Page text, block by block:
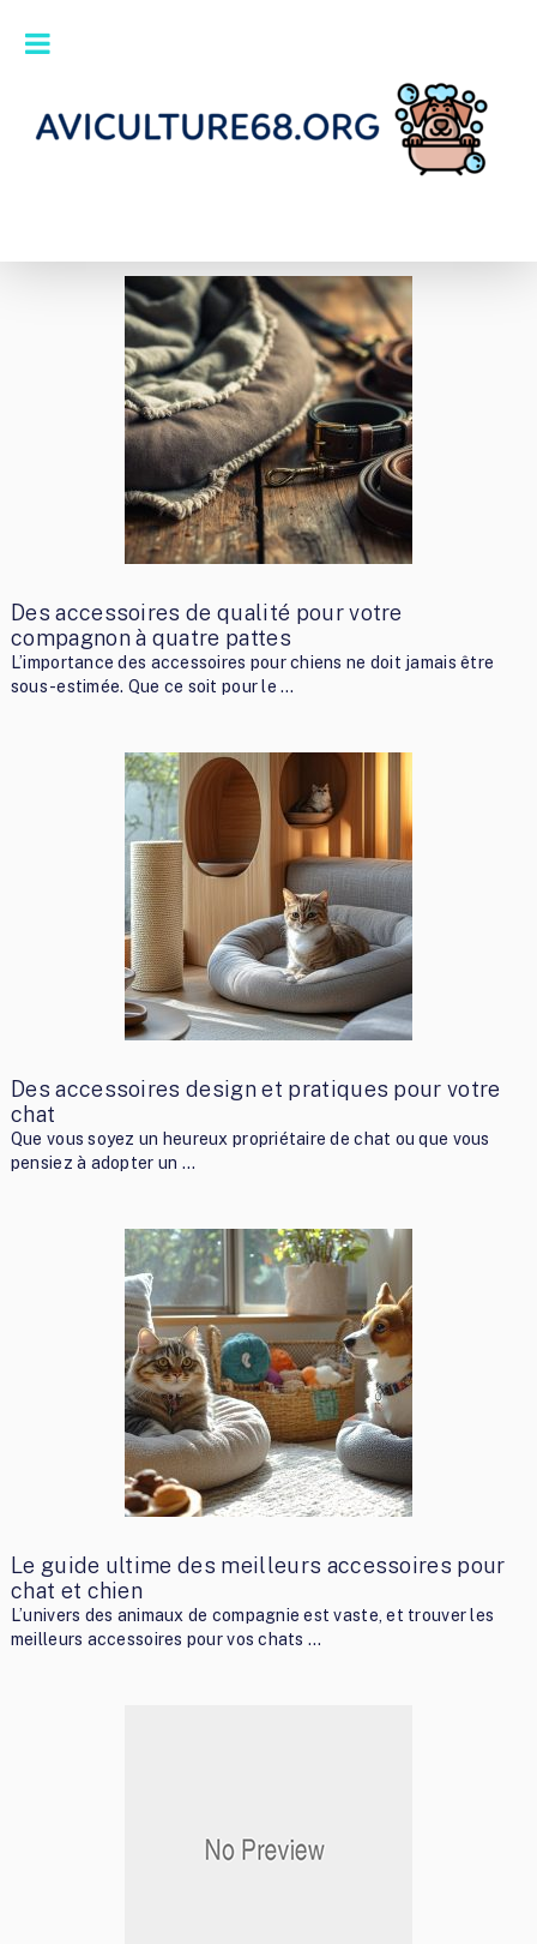
Des accessoires de qualité pour votre
compagnon à quatre pattes
L’importance des accessoires pour chiens ne doit jamais être
sous-estimée. Que ce soit pour le …
Des accessoires design et pratiques pour votre
chat
Que vous soyez un heureux propriétaire de chat ou que vous
pensiez à adopter un …
Le guide ultime des meilleurs accessoires pour
chat et chien
L’univers des animaux de compagnie est vaste, et trouver les
meilleurs accessoires pour vos chats …